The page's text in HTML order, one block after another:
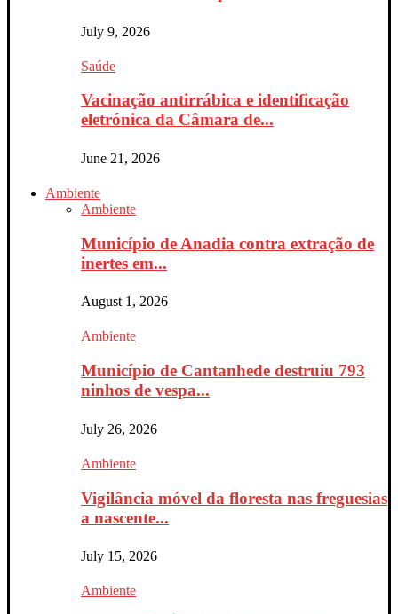
July 9, 2026
Saúde
Vacinação antirrábica e identificação
eletrónica da Câmara de...
June 21, 2026
Ambiente
Ambiente
Município de Anadia contra extração de
inertes em...
August 1, 2026
Ambiente
Município de Cantanhede destruiu 793
ninhos de vespa...
July 26, 2026
Ambiente
Vigilância móvel da floresta nas freguesias
a nascente...
July 15, 2026
Ambiente